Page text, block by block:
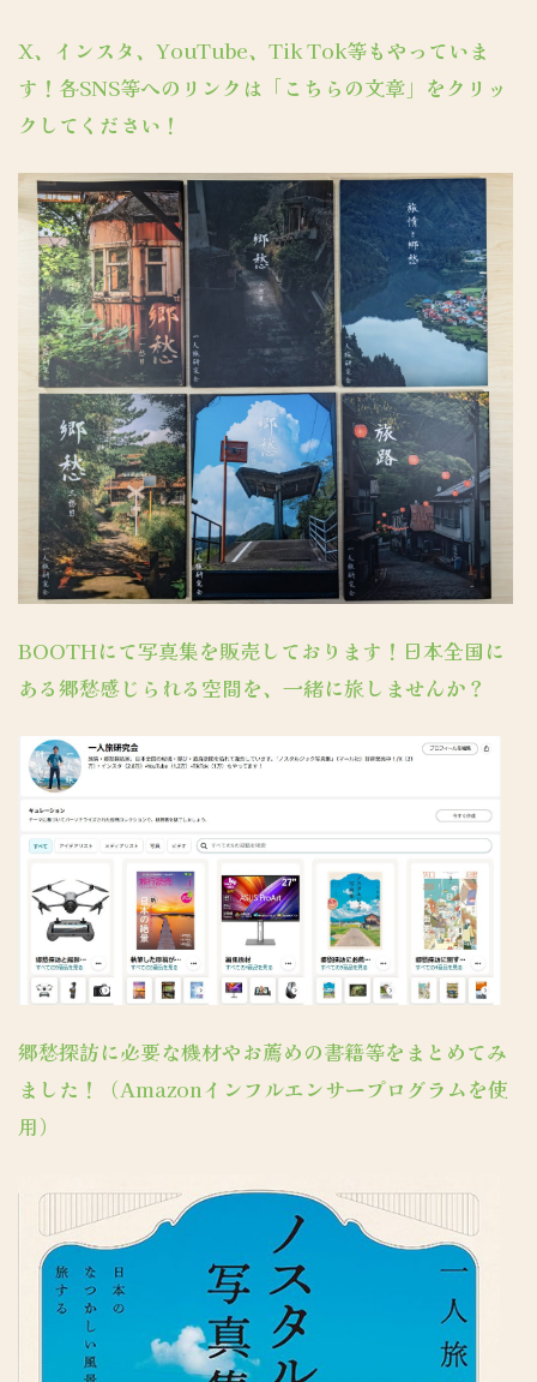
X、インスタ、YouTube、Tik Tok等もやっていま
す！各SNS等へのリンクは「こちらの文章」をクリッ
クしてください！
BOOTHにて写真集を販売しております！日本全国に
ある郷愁感じられる空間を、一緒に旅しませんか？
郷愁探訪に必要な機材やお薦めの書籍等をまとめてみ
ました！（Amazonインフルエンサープログラムを使
用）